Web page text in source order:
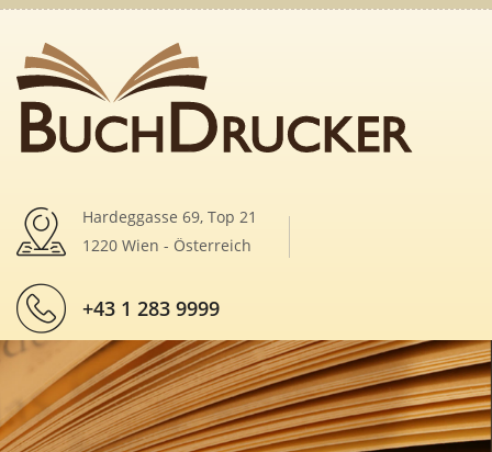
Hardeggasse 69, Top 21
1220 Wien - Österreich
+43 1 283 9999